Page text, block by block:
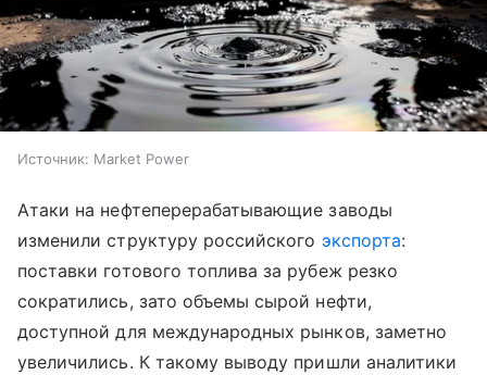
Источник: Market Power
Атаки на нефтеперерабатывающие заводы
изменили структуру российского экспорта:
поставки готового топлива за рубеж резко
сократились, зато объемы сырой нефти,
доступной для международных рынков, заметно
увеличились. К такому выводу пришли аналитики